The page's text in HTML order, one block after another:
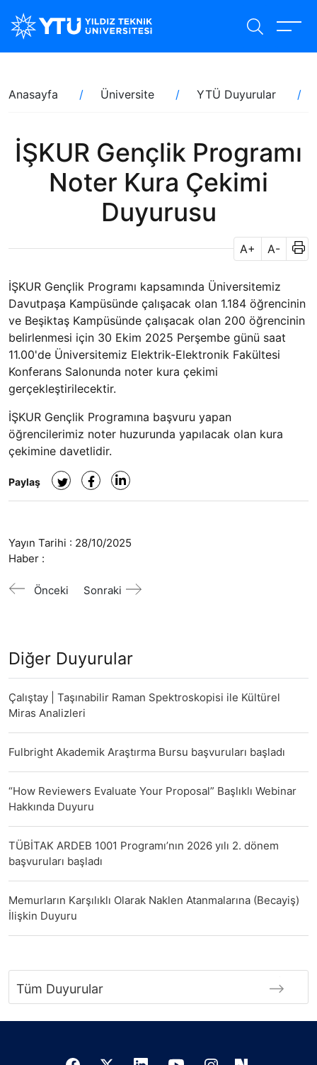
içeriğe
Sayfa
yolu
Anasayfa Üniversite YTÜ Duyurular
İŞKUR Gençlik Programı
Noter Kura Çekimi
Duyurusu
A+ A-
İŞKUR Gençlik Programı kapsamında Üniversitemiz
Davutpaşa Kampüsünde çalışacak olan 1.184 öğrencinin
ve Beşiktaş Kampüsünde çalışacak olan 200 öğrencinin
belirlenmesi için 30 Ekim 2025 Perşembe günü saat
11.00'de Üniversitemiz Elektrik-Elektronik Fakültesi
Konferans Salonunda noter kura çekimi
gerçekleştirilecektir.
İŞKUR Gençlik Programına başvuru yapan
öğrencilerimiz noter huzurunda yapılacak olan kura
çekimine davetlidir.
Paylaş
Yayın Tarihi : 28/10/2025
Haber :
Önceki Sonraki
Diğer Duyurular
Çalıştay | Taşınabilir Raman Spektroskopisi ile Kültürel
Miras Analizleri
Fulbright Akademik Araştırma Bursu başvuruları başladı
“How Reviewers Evaluate Your Proposal” Başlıklı Webinar
Hakkında Duyuru
TÜBİTAK ARDEB 1001 Programı’nın 2026 yılı 2. dönem
başvuruları başladı
Memurların Karşılıklı Olarak Naklen Atanmalarına (Becayiş)
İlişkin Duyuru
Tüm Duyurular